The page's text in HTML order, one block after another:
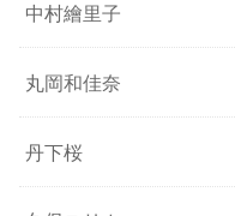
中村繪里子
丸岡和佳奈
丹下桜